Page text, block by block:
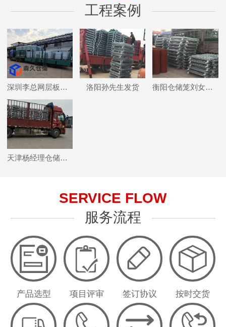
工程案例
深圳李总网层板卸车 洛阳孙先生发货 衡阳仓储笼刘女士仓储笼发货
天津杨经理仓储笼发货
SERVICE FLOW
服务流程
产品选型 项目评审 签订协议 按时交货